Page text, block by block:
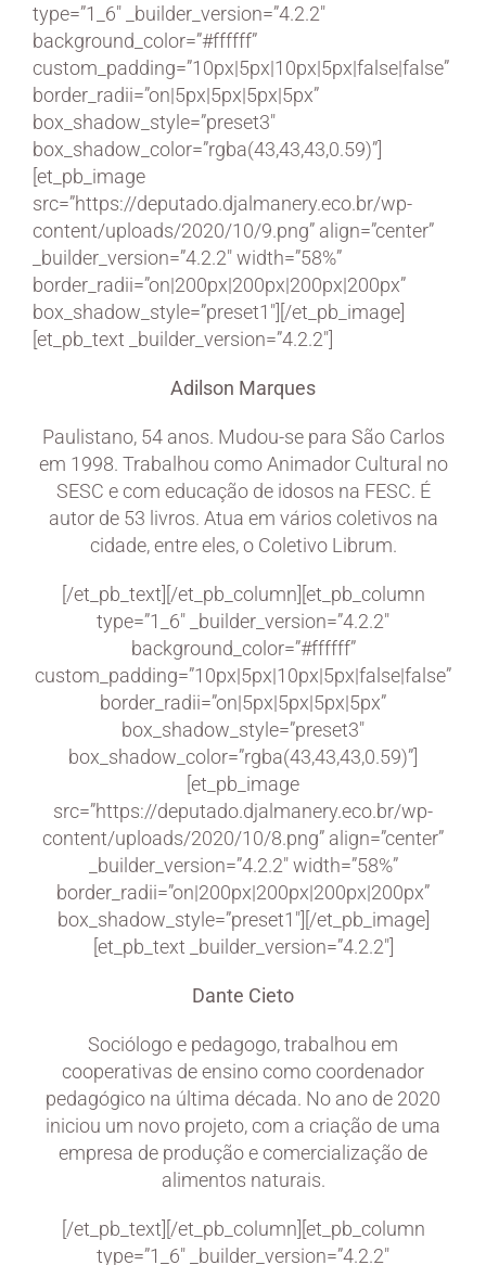
type=”1_6″ _builder_version=”4.2.2″
background_color=”#ffffff”
custom_padding=”10px|5px|10px|5px|false|false”
border_radii=”on|5px|5px|5px|5px”
box_shadow_style=”preset3″
box_shadow_color=”rgba(43,43,43,0.59)”]
[et_pb_image
src=”https://deputado.djalmanery.eco.br/wp-
content/uploads/2020/10/9.png” align=”center”
_builder_version=”4.2.2″ width=”58%”
border_radii=”on|200px|200px|200px|200px”
box_shadow_style=”preset1″][/et_pb_image]
[et_pb_text _builder_version=”4.2.2″]
Adilson Marques
Paulistano, 54 anos. Mudou-se para São Carlos
em 1998. Trabalhou como Animador Cultural no
SESC e com educação de idosos na FESC. É
autor de 53 livros. Atua em vários coletivos na
cidade, entre eles, o Coletivo Librum.
[/et_pb_text][/et_pb_column][et_pb_column
type=”1_6″ _builder_version=”4.2.2″
background_color=”#ffffff”
custom_padding=”10px|5px|10px|5px|false|false”
border_radii=”on|5px|5px|5px|5px”
box_shadow_style=”preset3″
box_shadow_color=”rgba(43,43,43,0.59)”]
[et_pb_image
src=”https://deputado.djalmanery.eco.br/wp-
content/uploads/2020/10/8.png” align=”center”
_builder_version=”4.2.2″ width=”58%”
border_radii=”on|200px|200px|200px|200px”
box_shadow_style=”preset1″][/et_pb_image]
[et_pb_text _builder_version=”4.2.2″]
Dante Cieto
Sociólogo e pedagogo, trabalhou em
cooperativas de ensino como coordenador
pedagógico na última década. No ano de 2020
iniciou um novo projeto, com a criação de uma
empresa de produção e comercialização de
alimentos naturais.
[/et_pb_text][/et_pb_column][et_pb_column
type=”1_6″ _builder_version=”4.2.2″